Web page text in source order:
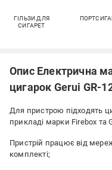
ГІЛЬЗИ ДЛЯ
СИГАРЕТ
Опис Електрична
цигарок Gerui GR-
Для пристрою підходять
прикладі марки Firebox та
Пристрій працює від
комплекті;